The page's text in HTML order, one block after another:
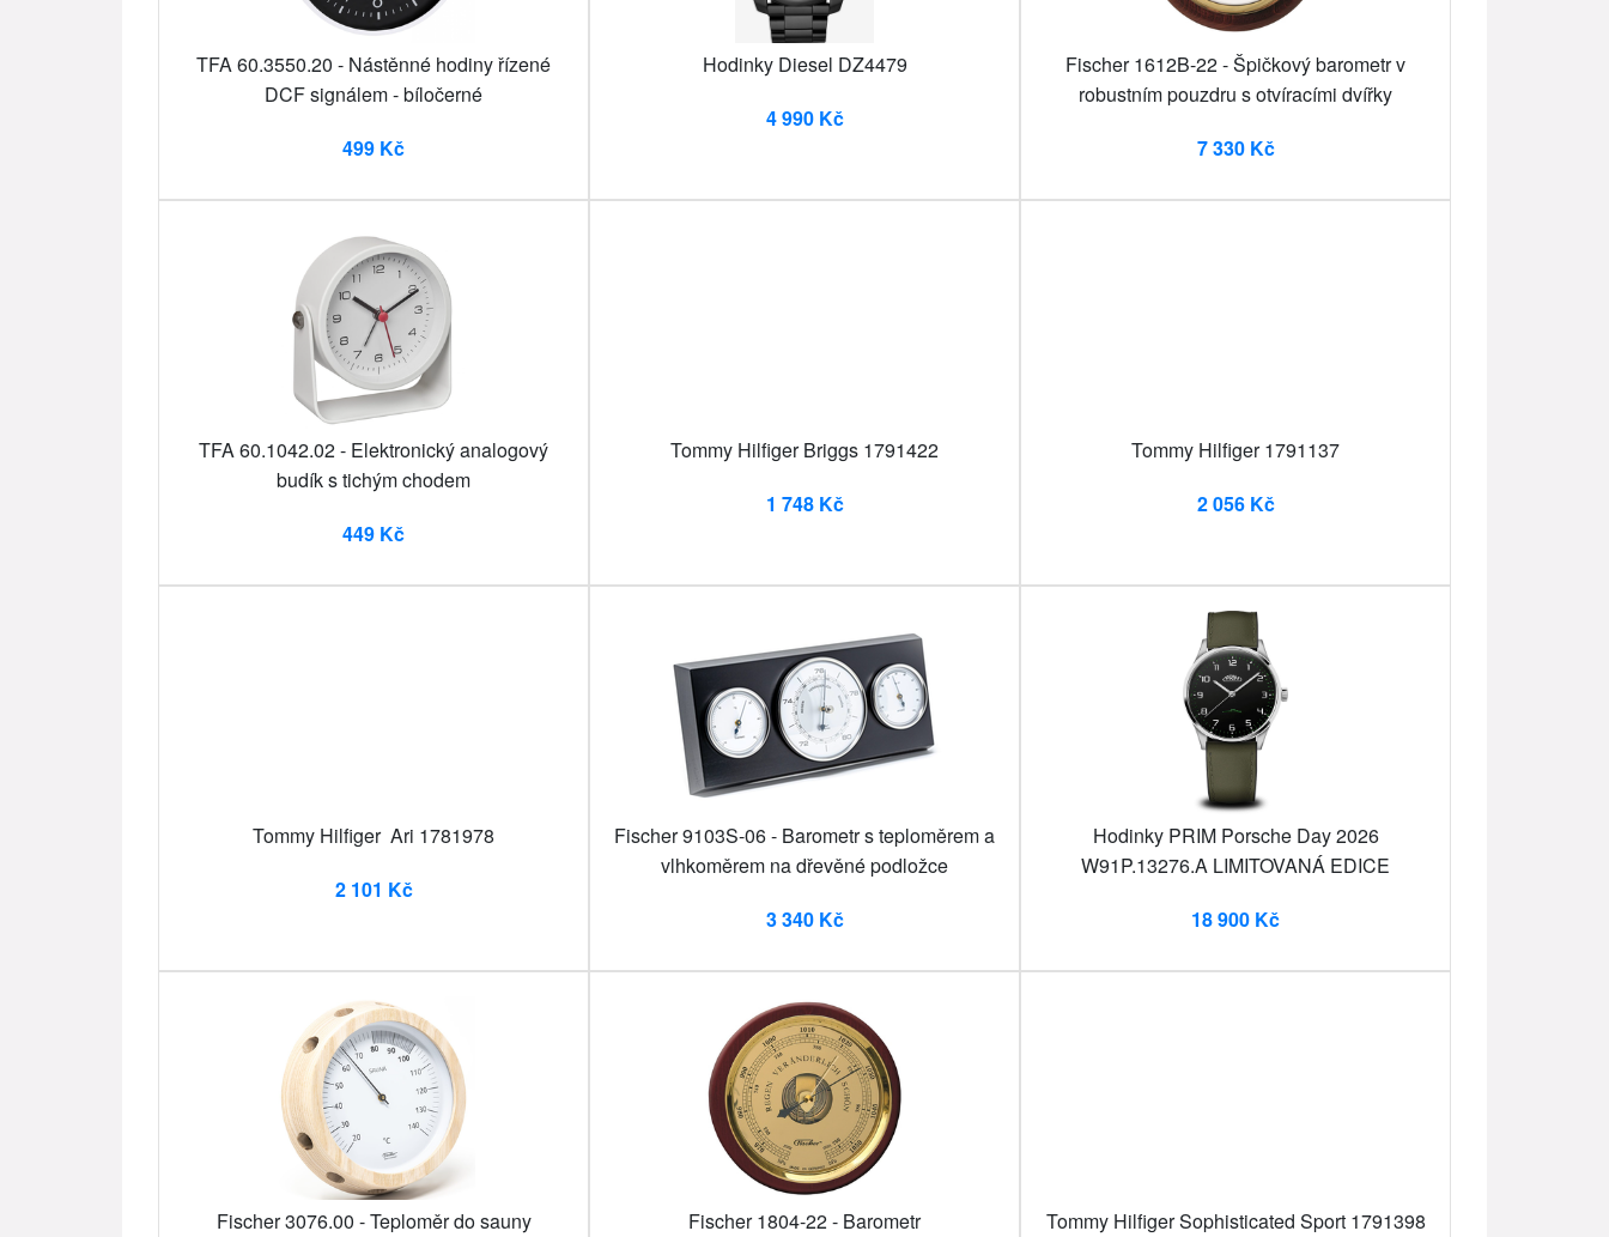
TFA 60.3550.20 - Nástěnné hodiny řízené
DCF signálem - bíločerné
499 Kč
Hodinky Diesel DZ4479
4 990 Kč
Fischer 1612B-22 - Špičkový barometr v
robustním pouzdru s otvíracími dvířky
7 330 Kč
TFA 60.1042.02 - Elektronický analogový
budík s tichým chodem
449 Kč
Tommy Hilfiger Briggs 1791422
1 748 Kč
Tommy Hilfiger 1791137
2 056 Kč
Tommy Hilfiger Ari 1781978
2 101 Kč
Fischer 9103S-06 - Barometr s teploměrem a
vlhkoměrem na dřevěné podložce
3 340 Kč
Hodinky PRIM Porsche Day 2026
W91P.13276.A LIMITOVANÁ EDICE
18 900 Kč
Fischer 3076.00 - Teploměr do sauny Fischer 1804-22 - Barometr Tommy Hilfiger Sophisticated Sport 1791398